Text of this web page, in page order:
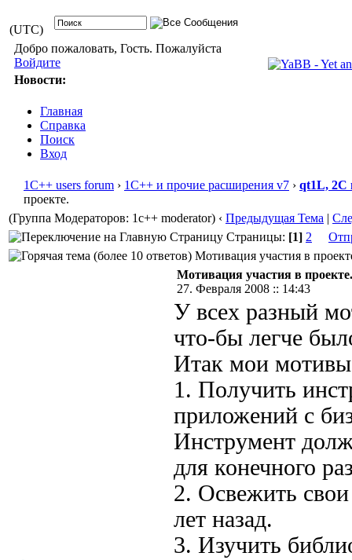
(UTC)
Добро пожаловать, Гость. Пожалуйста
Войдите
Новости:
Главная
Справка
Поиск
Вход
1С++ users forum › 1С++ и прочие расширения v7 › qt1L, 2C
проекте.
(Группа Модераторов: 1c++ moderator) ‹ Предыдущая Тема |
Страницы: [1] 2
Мотивация участия в
Мотивация участия в проекте.
27. Февраля 2008 :: 14:43
У всех разный
что-бы легче
Итак мои мотивы
1. Получить
приложений с
Инструмент
для конечного
2. Освежить
лет назад.
3. Изучить